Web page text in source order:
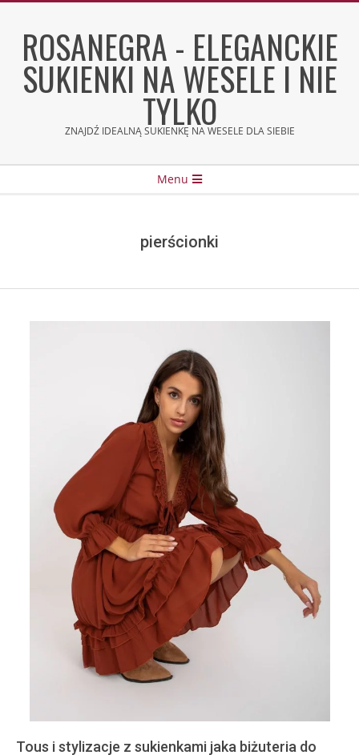
contentROSANEGRA - ELEGANCKIE
SUKIENKI NA WESELE I NIE
TYLKO
ZNAJDŹ IDEALNĄ SUKIENKĘ NA WESELE DLA SIEBIE
Menu
pierścionki
Tous i stylizacje z sukienkami jaka biżuteria do